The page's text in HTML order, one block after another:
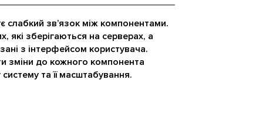
слабкий зв’язок між компонентами.
які зберігаються на серверах, а
з інтерфейсом користувача.
зміни до кожного компонента
та її масштабування.